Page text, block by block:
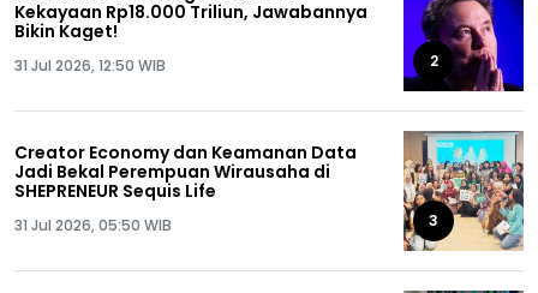
Kekayaan Rp18.000 Triliun, Jawabannya
Bikin Kaget!
31 Jul 2026, 12:50 WIB 2
Creator Economy dan Keamanan Data
Jadi Bekal Perempuan Wirausaha di
SHEPRENEUR Sequis Life
31 Jul 2026, 05:50 WIB 3